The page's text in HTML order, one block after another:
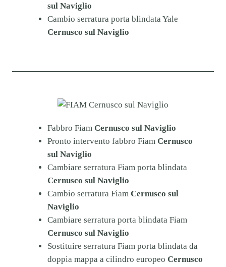
sul Naviglio
Cambio serratura porta blindata Yale
Cernusco sul Naviglio
Fabbro FiamCernusco sul Naviglio
Pronto intervento fabbro FiamCernusco
sul Naviglio
Cambiare serratura Fiam porta blindata
Cernusco sul Naviglio
Cambio serratura FiamCernusco sul
Naviglio
Cambiare serratura porta blindata Fiam
Cernusco sul Naviglio
Sostituire serratura Fiam porta blindata da
doppia mappa a cilindro europeo Cernusco